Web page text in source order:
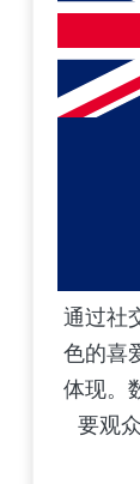
通过社
色的喜
体现。
要观